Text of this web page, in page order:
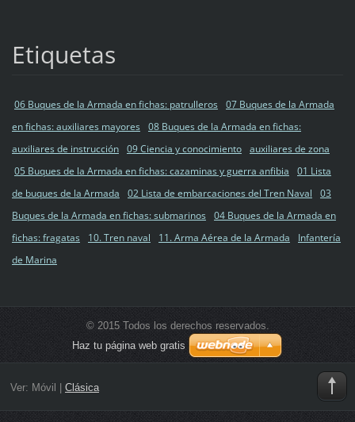
Etiquetas
06 Buques de la Armada en fichas: patrulleros
07 Buques de la Armada
en fichas: auxiliares mayores
08 Buques de la Armada en fichas:
auxiliares de instrucción 09 Ciencia y conocimiento auxiliares de zona
05 Buques de la Armada en fichas: cazaminas y guerra anfibia
01 Lista
de buques de la Armada
02 Lista de embarcaciones del Tren Naval
03
Buques de la Armada en fichas: submarinos
04 Buques de la Armada en
fichas: fragatas
10. Tren naval 11. Arma Aérea de la Armada
Infantería
de Marina
© 2015 Todos los derechos reservados.
Haz tu página web gratis
Ver: Móvil Clásica